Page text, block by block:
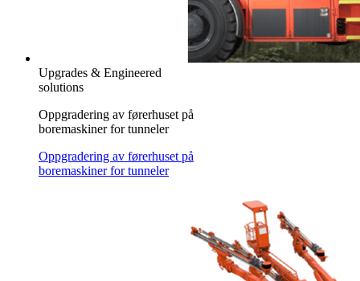
Upgrades & Engineered
solutions
Oppgradering av førerhuset på
boremaskiner for tunneler
Oppgradering av førerhuset på
boremaskiner for tunneler